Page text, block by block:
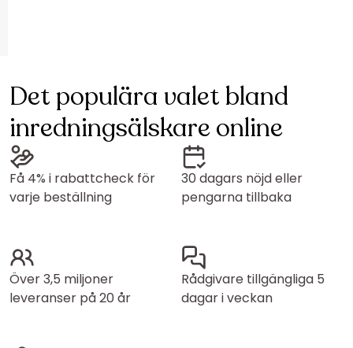
Det populära valet bland
inredningsälskare online
Få 4% i rabattcheck för
varje beställning
30 dagars nöjd eller
pengarna tillbaka
Över 3,5 miljoner
leveranser på 20 år
Rådgivare tillgängliga 5
dagar i veckan